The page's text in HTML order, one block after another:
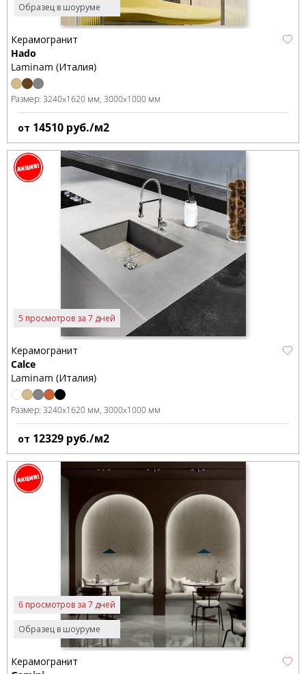
Образец в шоуруме
Керамогранит
Hado
Laminam (Италия)
Размер: 3240x1620 мм 3000x1000 мм
от 14510 руб./м2
5 просмотров за 7 дней
Керамогранит
Calce
Laminam (Италия)
Размер: 3240x1620 мм 3000x1000 мм
от 12329 руб./м2
Образец в шоуруме
6 просмотров за 7 дней
Керамогранит